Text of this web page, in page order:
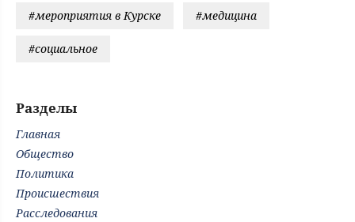
#мероприятия в Курске #медицина
#социальное
Разделы
Главная
Общество
Политика
Происшествия
Расследования